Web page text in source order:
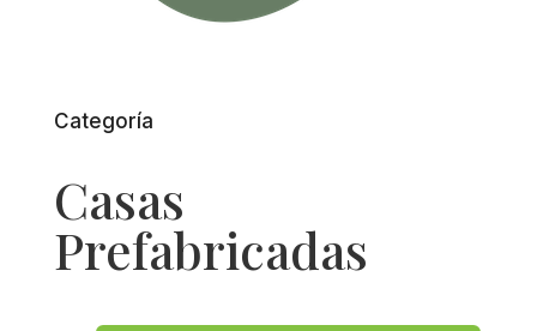
Categoría
Casas
Prefabricadas